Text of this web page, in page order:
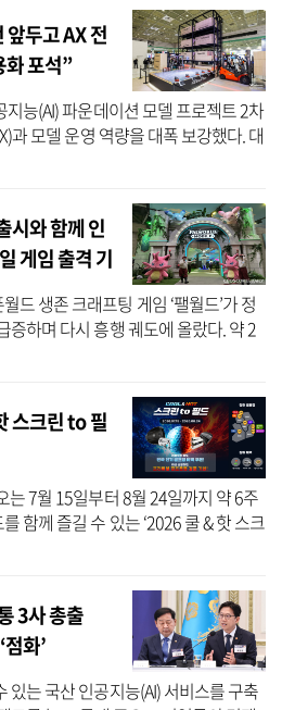
앞두고 AX 전
포석”
능(AI) 파운데이션 모델 프로젝트 2차
과 모델 운영 역량을 대폭 보강했다. 대
데 그치지 않고, 개발한 모델을 제조
시와 함께 인
게임 출격 기
드 생존 크래프팅 게임 ‘팰월드’가 정
증하며 다시 흥행 궤도에 올랐다. 약 2
친 게임이 대규모 콘텐츠 업데이트를
스크린 to 필
는 7월 15일부터 8월 24일까지 약 6주
함께 즐길 수 있는 ‘2026 쿨 & 핫 스크
14일 밝혔다. ‘스크린 to 필드’는
3사 총출
화’
있는 국산 인공지능(AI) 서비스를 구축